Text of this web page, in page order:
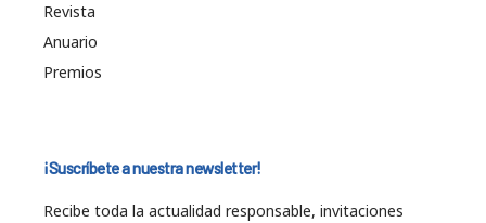
Revista
Anuario
Premios
¡Suscríbete a nuestra newsletter!
Recibe toda la actualidad responsable, invitaciones